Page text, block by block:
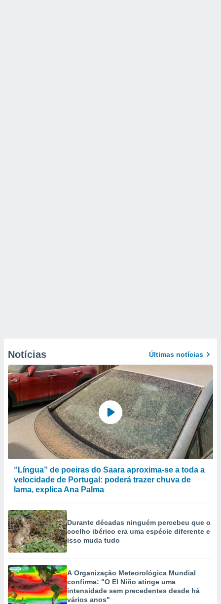
Notícias Últimas notícias
“Língua” de poeiras do Saara aproxima-se a toda a
velocidade de Portugal: poderá trazer chuva de
lama, explica Ana Palma
Durante décadas ninguém percebeu que o
coelho ibérico era uma espécie diferente e
isso muda tudo
A Organização Meteorológica Mundial
confirma: "O El Niño atinge uma
intensidade sem precedentes desde há
vários anos"